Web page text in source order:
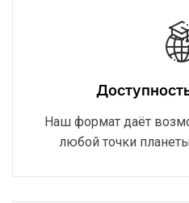
Наш формат даёт
любой точки